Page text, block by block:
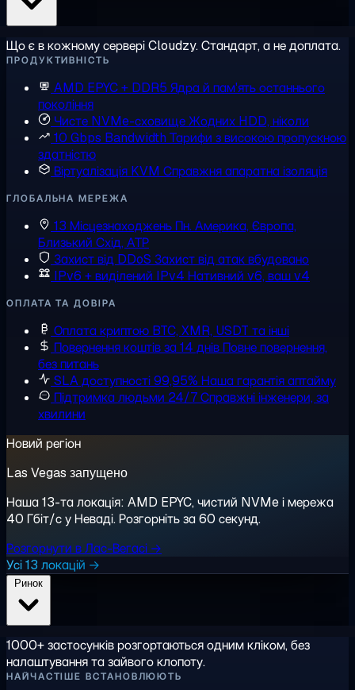
Що є в кожному сервері Cloudzy. Стандарт, а не доплата.
ПРОДУКТИВНІСТЬ
AMD EPYC + DDR5 Ядра й пам'ять останнього
покоління
Чисте NVMe-сховищеЖодних HDD, ніколи
10 Gbps Bandwidth Тарифи з високою пропускною
здатністю
Віртуалізація KVM Справжня апаратна ізоляція
ГЛОБАЛЬНА МЕРЕЖА
13 Місцезнаходжень Пн. Америка, Європа,
Близький Схід, АТР
Захист від DDoS Захист від атак вбудовано
IPv6 + виділений IPv4 Нативний v6, ваш v4
ОПЛАТА ТА ДОВІРА
Оплата криптою BTC, XMR, USDT та інші
Повернення коштів за 14 днів Повне повернення,
без питань
SLA доступності 99,95% Наша гарантія аптайму
Підтримка людьми 24/7Справжні інженери, за
хвилини
Новий регіон
Las Vegas запущено
Наша 13-та локація: AMD EPYC, чистий NVMe і мережа
40 Гбіт/с у Неваді. Розгорніть за 60 секунд.
Розгорнути в Лас-Вегасі →
Усі 13 локацій →
1000+ застосунків розгортаються одним кліком, без
налаштування та зайвого клопоту.
НАЙЧАСТІШЕ ВСТАНОВЛЮЮТЬ